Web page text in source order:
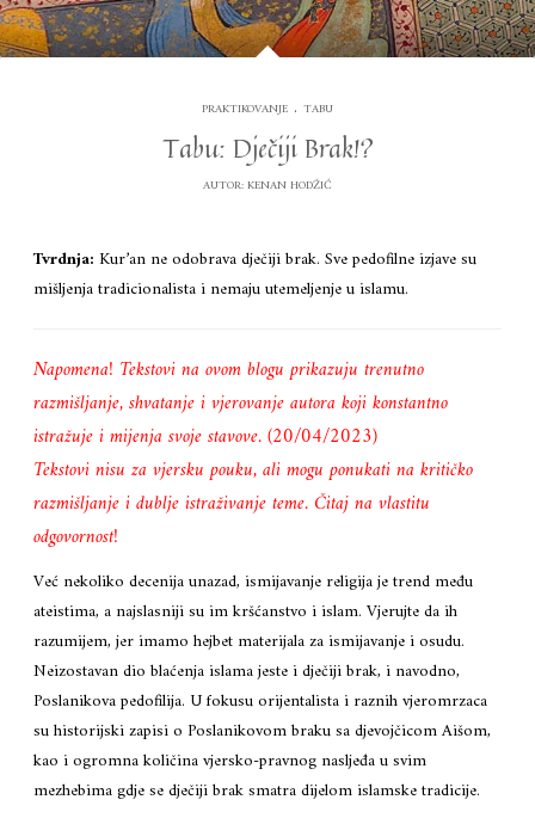
PRAKTIKOVANJE . TABU
Tabu: Dječiji Brak!?
AUTOR:KENAN HODŽIĆ
Tvrdnja: Kur’an ne odobrava dječiji brak. Sve pedofilne izjave su
mišljenja tradicionalista i nemaju utemeljenje u islamu.
Napomena! Tekstovi na ovom blogu prikazuju trenutno
razmišljanje, shvatanje i vjerovanje autora koji konstantno
istražuje i mijenja svoje stavove. (20/04/2023)
Tekstovi nisu za vjersku pouku, ali mogu ponukati na kritičko
razmišljanje i dublje istraživanje teme. Čitaj na vlastitu
odgovornost!
Već nekoliko decenija unazad, ismijavanje religija je trend među
ateistima, a najslasniji su im kršćanstvo i islam. Vjerujte da ih
razumijem, jer imamo hejbet materijala za ismijavanje i osudu.
Neizostavan dio blaćenja islama jeste i dječiji brak, i navodno,
Poslanikova pedofilija. U fokusu orijentalista i raznih vjeromrzaca
su historijski zapisi o Poslanikovom braku sa djevojčicom Aišom,
kao i ogromna količina vjersko-pravnog nasljeđa u svim
mezhebima gdje se dječiji brak smatra dijelom islamske tradicije.